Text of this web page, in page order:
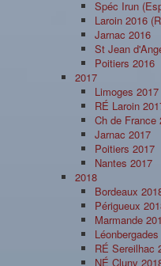
Spéc Irun
Laroin 2016
Jarnac 2016
St Jean
Poitiers 2016
2017
Limoges 2017
RÉ Laroin
Ch de France
Jarnac 2017
Poitiers 2017
Nantes 2017
2018
Bordeaux
Périgueux
Marmande
RÉ Sereilhac
NÉ Cluny